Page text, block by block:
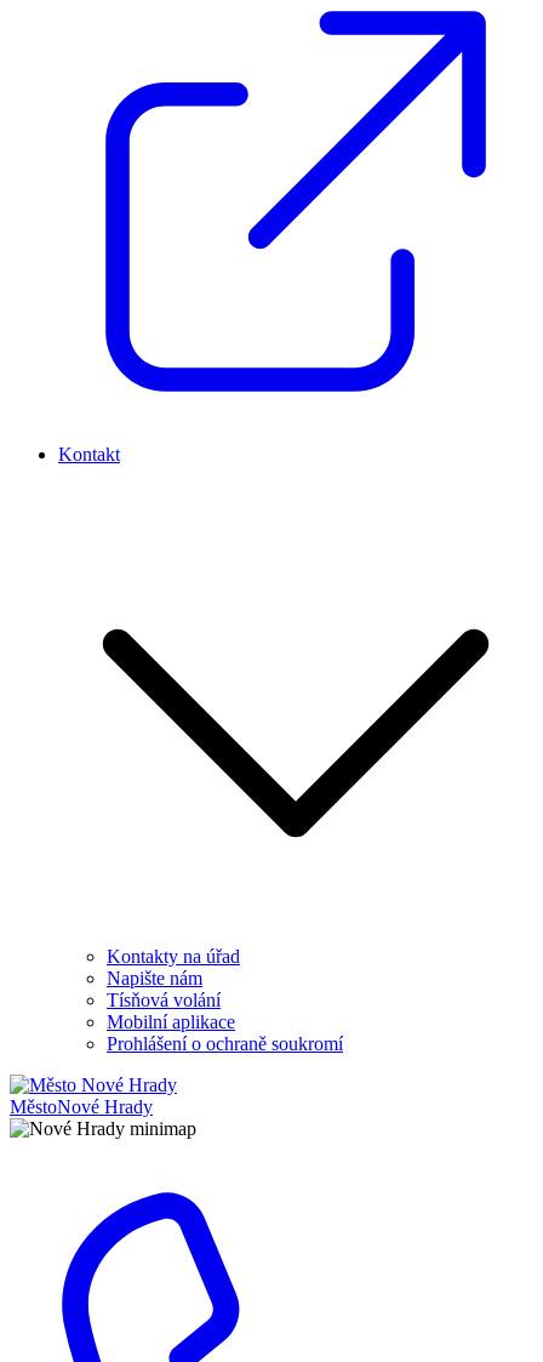
Kontakt
Kontakty na úřad
Napište nám
Tísňová volání
Mobilní aplikace
Prohlášení o ochraně soukromí
MěstoNové Hrady